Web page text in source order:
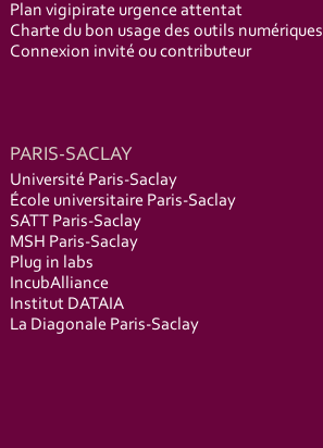
Plan vigipirate urgence attentat
Charte du bon usage des outils numériques
Connexion invité ou contributeur
PARIS-SACLAY
Université Paris-Saclay
École universitaire Paris-Saclay
SATT Paris-Saclay
MSH Paris-Saclay
Plug in labs
IncubAlliance
Institut DATAIA
La Diagonale Paris-Saclay